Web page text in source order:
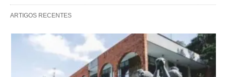
ARTIGOS RECENTES